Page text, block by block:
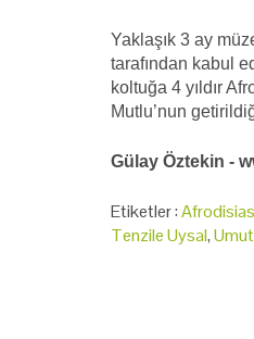
Yaklaşık 3 ay
tarafından kabul
koltuğa 4 yıldır
Mutlu’nun
Gülay Öztekin -
Etiketler :Afrodisias
Tenzile Uysal,